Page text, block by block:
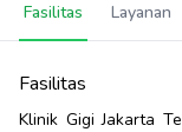
Fasilitas Layanan
Fasilitas
Klinik Gigi Jakarta